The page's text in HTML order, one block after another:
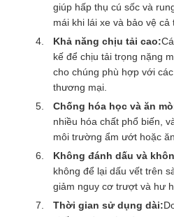
giúp hấp thụ cú sốc và
mái khi lái xe và bảo vệ cả
Khả năng chịu tải cao:
kế để chịu tải trọng nặng
cho chúng phù hợp với
thương mại.
Chống hóa học và ăn
nhiều hóa chất phổ biến,
môi trường ẩm ướt hoặc
Không đánh dấu và
không để lại dấu vết trên
giảm nguy cơ trượt và hư
Thời gian sử dụng dài: